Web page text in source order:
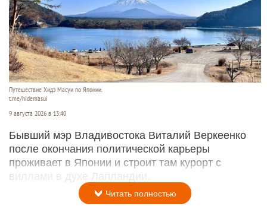
Путешествие Хидэ Масуи по Японии.
t.me/hidemasui
9 августа 2026 в 13:40
Бывший мэр Владивостока Виталий Веркеенко
после окончания политической карьеры
проживает в Японии и строит там курорт с
виллами в духе Лапландии.
Читать полностью